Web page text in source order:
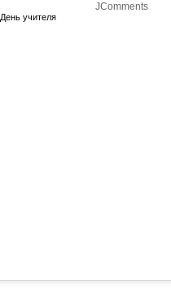
JComments
День учителя